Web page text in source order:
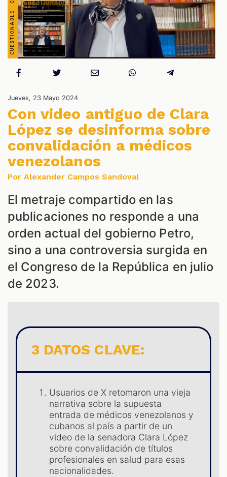
Jueves, 23 Mayo 2024
Con video antiguo de Clara
López se desinforma sobre
convalidación a médicos
venezolanos
Por Alexander Campos Sandoval
El metraje compartido en las
publicaciones no responde a una
orden actual del gobierno Petro,
sino a una controversia surgida en
el Congreso de la República en julio
de 2023.
3 DATOS CLAVE:
Usuarios de X retomaron una vieja
narrativa sobre la supuesta
entrada de médicos venezolanos y
cubanos al país a partir de un
video de la senadora Clara López
sobre convalidación de títulos
profesionales en salud para esas
nacionalidades.